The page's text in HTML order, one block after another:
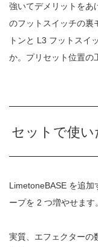
強いてデメリットをあ
のフットスイッチの裏
トンと L3 フットスイ
か。プリセット位置の
セットで使い
LimetoneBASE を追
ープを 2 つ増やせます。
実質、エフェクターの